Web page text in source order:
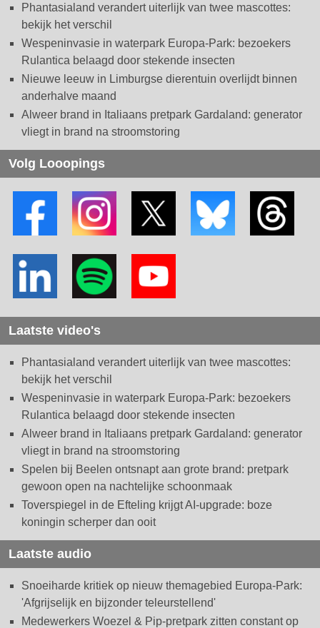
Phantasialand verandert uiterlijk van twee mascottes:
bekijk het verschil
Wespeninvasie in waterpark Europa-Park: bezoekers
Rulantica belaagd door stekende insecten
Nieuwe leeuw in Limburgse dierentuin overlijdt binnen
anderhalve maand
Alweer brand in Italiaans pretpark Gardaland: generator
vliegt in brand na stroomstoring
Volg Looopings
Laatste video's
Phantasialand verandert uiterlijk van twee mascottes:
bekijk het verschil
Wespeninvasie in waterpark Europa-Park: bezoekers
Rulantica belaagd door stekende insecten
Alweer brand in Italiaans pretpark Gardaland: generator
vliegt in brand na stroomstoring
Spelen bij Beelen ontsnapt aan grote brand: pretpark
gewoon open na nachtelijke schoonmaak
Toverspiegel in de Efteling krijgt AI-upgrade: boze
koningin scherper dan ooit
Laatste audio
Snoeiharde kritiek op nieuw themagebied Europa-Park:
'Afgrijselijk en bijzonder teleurstellend'
Medewerkers Woezel & Pip-pretpark zitten constant op